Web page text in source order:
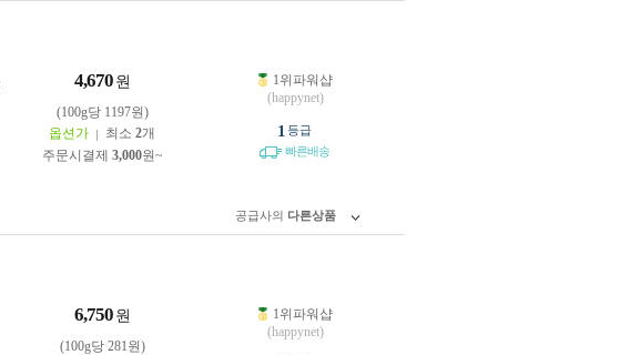
4,670 원
(100g당 1197원)
옵션가
최소 2개
주문시결제 3,000원~
1위파워샵
(happynet)
1 등급
빠른배송
공급사의 다른상품
6,750 원
(100g당 281원)
1위파워샵
(happynet)